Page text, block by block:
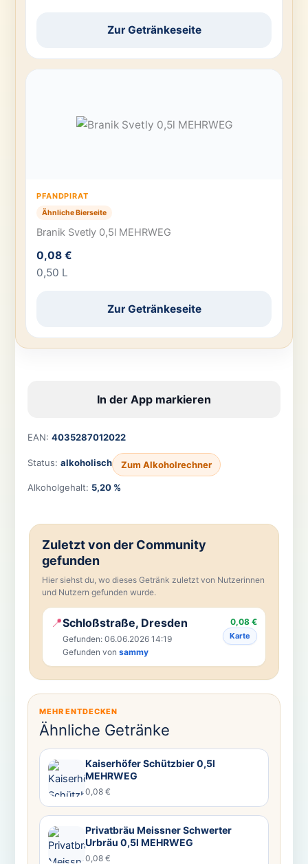
Zur Getränkeseite
PFANDPIRAT
Ähnliche Bierseite
Branik Svetly 0,5l MEHRWEG
0,08 €
0,50 L
Zur Getränkeseite
In der App markieren
EAN: 4035287012022
Status: alkoholisch Zum Alkoholrechner
Alkoholgehalt: 5,20 %
Zuletzt von der Community
gefunden
Hier siehst du, wo dieses Getränk zuletzt von Nutzerinnen
und Nutzern gefunden wurde.
📍Schloßstraße, Dresden
Gefunden: 06.06.2026 14:19
Gefunden von sammy
0,08 €
Karte
MEHR ENTDECKEN
Ähnliche Getränke
Kaiserhöfer Schützbier 0,5l
MEHRWEG
0,08 €
Privatbräu Meissner Schwerter
Urbräu 0,5l MEHRWEG
0,08 €